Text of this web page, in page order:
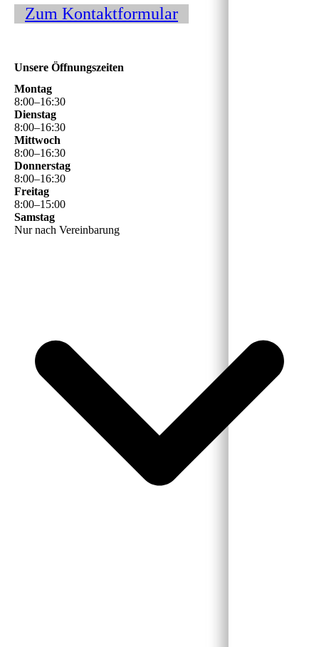
Zum Kontaktformular
Unsere Öffnungszeiten
Montag
8:00–16:30
Dienstag
8:00–16:30
Mittwoch
8:00–16:30
Donnerstag
8:00–16:30
Freitag
8:00–15:00
Samstag
Nur nach Vereinbarung